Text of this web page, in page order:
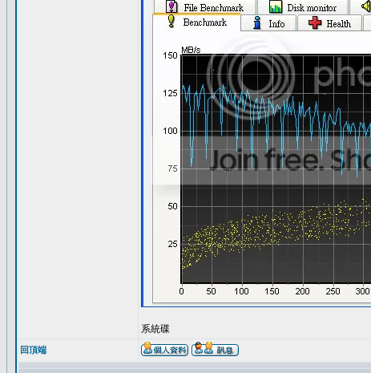
系統碟
回頂端